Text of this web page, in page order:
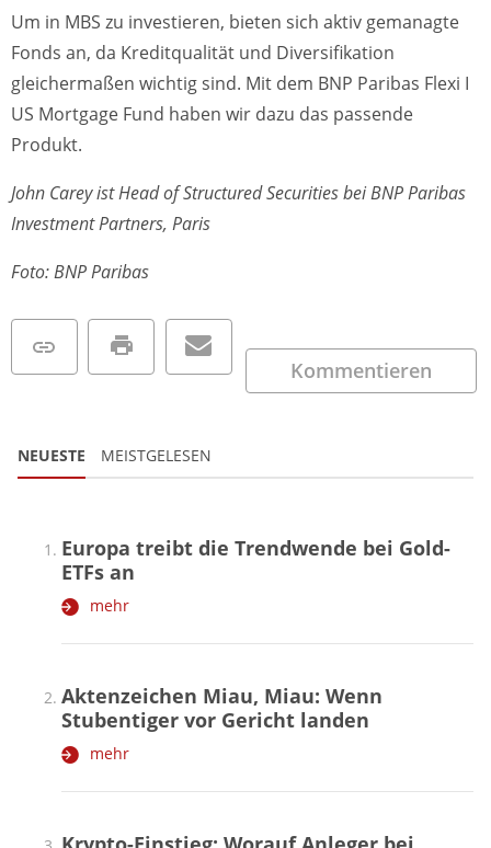
Um in MBS zu investieren, bieten sich aktiv gemanagte
Fonds an, da Kreditqualität und Diversifikation
gleichermaßen wichtig sind. Mit dem BNP Paribas Flexi I
US Mortgage Fund haben wir dazu das passende
Produkt.
John Carey ist Head of Structured Securities bei BNP Paribas
Investment Partners, Paris
Foto: BNP Paribas
Kommentieren
NEUESTE MEISTGELESEN
Europa treibt die Trendwende bei Gold-
ETFs an
mehr
Aktenzeichen Miau, Miau: Wenn
Stubentiger vor Gericht landen
mehr